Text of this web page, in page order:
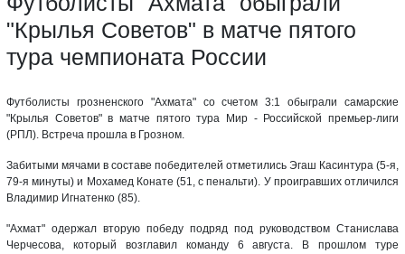
"Крылья Советов" в матче пятого
тура чемпионата России
Футболисты грозненского "Ахмата" со счетом 3:1 обыграли самарские
"Крылья Советов" в матче пятого тура Мир - Российской премьер-лиги
(РПЛ). Встреча прошла в Грозном.
Забитыми мячами в составе победителей отметились Эгаш Касинтура (5-я,
79-я минуты) и Мохамед Конате (51, с пенальти). У проигравших отличился
Владимир Игнатенко (85).
"Ахмат" одержал вторую победу подряд под руководством Станислава
Черчесова, который возглавил команду 6 августа. В прошлом туре